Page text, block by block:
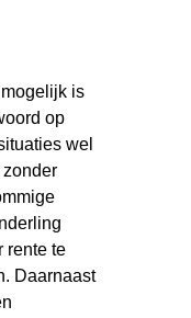
is
op
wel
rente te
Daarnaast